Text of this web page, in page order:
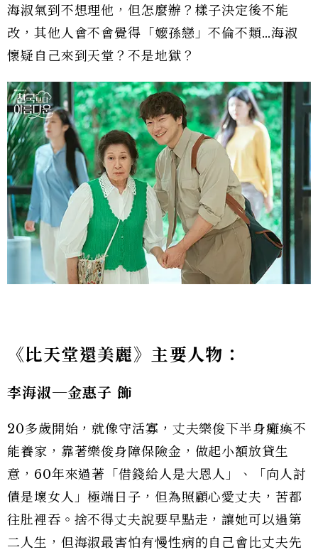
海淑氣到不想理他，但怎麼辦？樣子決定後不能
改，其他人會不會覺得「嬤孫戀」不倫不類…海淑
懷疑自己來到天堂？不是地獄？
《比天堂還美麗》主要人物：
李海淑─金惠子 飾
20多歲開始，就像守活寡，丈夫樂俊下半身癱瘓不
能養家，靠著樂俊身障保險金，做起小額放貸生
意，60年來過著「借錢給人是大恩人」、「向人討
債是壞女人」極端日子，但為照顧心愛丈夫，苦都
往肚裡吞。捨不得丈夫說要早點走，讓她可以過第
二人生，但海淑最害怕有慢性病的自己會比丈夫先